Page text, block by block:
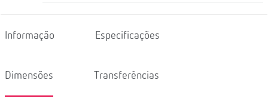
Informação Especificações
Dimensões Transferências